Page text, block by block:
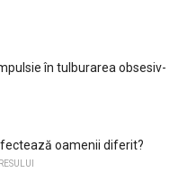
în tulburarea obsesiv-
oamenii diferit?